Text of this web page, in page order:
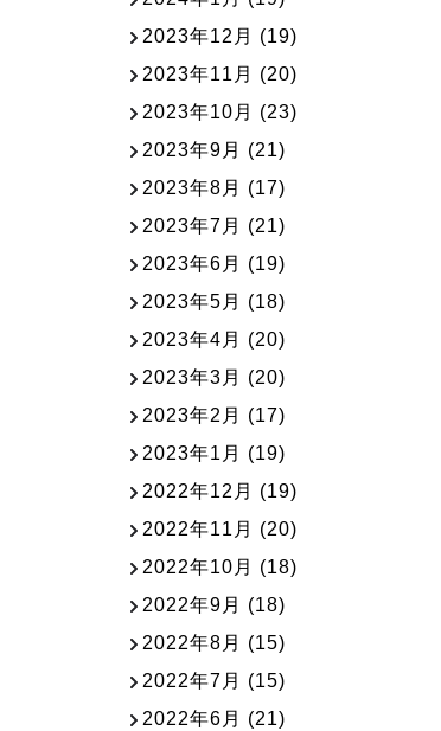
2023年12月 (19)
2023年11月 (20)
2023年10月 (23)
2023年9月 (21)
2023年8月 (17)
2023年7月 (21)
2023年6月 (19)
2023年5月 (18)
2023年4月 (20)
2023年3月 (20)
2023年2月 (17)
2023年1月 (19)
2022年12月 (19)
2022年11月 (20)
2022年10月 (18)
2022年9月 (18)
2022年8月 (15)
2022年7月 (15)
2022年6月 (21)